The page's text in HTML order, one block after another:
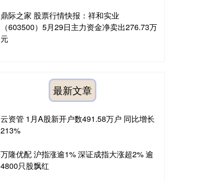
鼎际之家 股票行情快报：祥和实业
（603500）5月29日主力资金净卖出276.73万
元
最新文章
云资管 1月A股新开户数491.58万户 同比增长
213%
万隆优配 沪指涨逾1% 深证成指大涨超2% 逾
4800只股飘红